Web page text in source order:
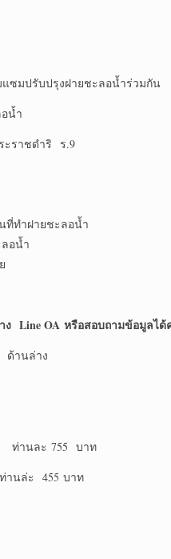
ซมปรับปรุงฝายชะลอน้ำร่วมกัน
น้ำ
ะราชดำริ ร.9
ที่ทำฝายชะลอน้ำ
อน้ำ
ง Line OAหรือสอบถามข้อมูลได้
ด้านล่าง
นละ 755 บาท
านล่ะ 455 บาท